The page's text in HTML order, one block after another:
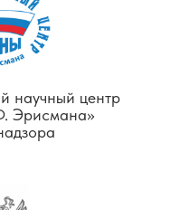
научный центр
Эрисмана»